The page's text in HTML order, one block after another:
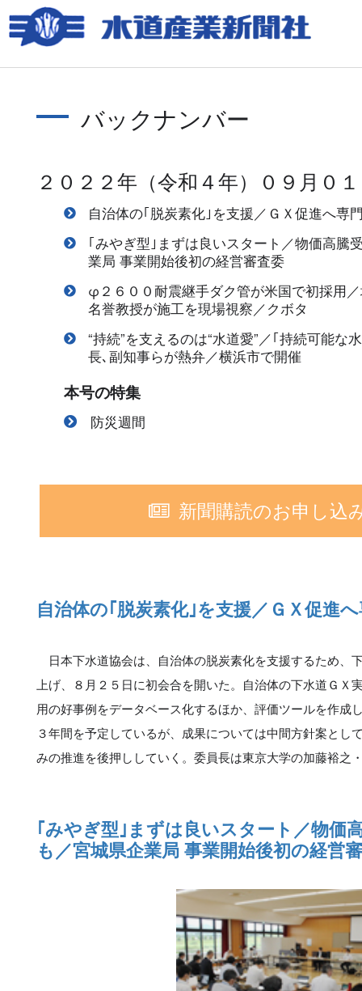
バックナンバー
２０２２年（令和４年）０９月０
自治体の｢脱炭素化｣を支援／ＧＸ促進へ専
｢みやぎ型｣まずは良いスタート／物価高騰
業局 事業開始後初の経営審査委
φ２６００耐震継手ダク管が米国で初採用
名誉教授が施工を現場視察／クボタ
“持続”を支えるのは“水道愛”／｢持続可能な
長､副知事らが熱弁／横浜市で開催
本号の特集
防災週間
新聞購読のお申し込
自治体の｢脱炭素化｣を支援／ＧＸ促進
日本下水道協会は、自治体の脱炭素化を支援するため、
上げ、８月２５日に初会合を開いた。自治体の下水道ＧＸ
用の好事例をデータベース化するほか、評価ツールを作成
３年間を予定しているが、成果については中間方針案とし
みの推進を後押ししていく。委員長は東京大学の加藤裕之
｢みやぎ型｣まずは良いスタート／物価
も／宮城県企業局 事業開始後初の経営